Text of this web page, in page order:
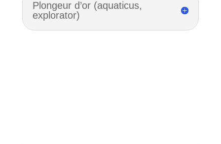
Plongeur d’or (aquaticus,
explorator)